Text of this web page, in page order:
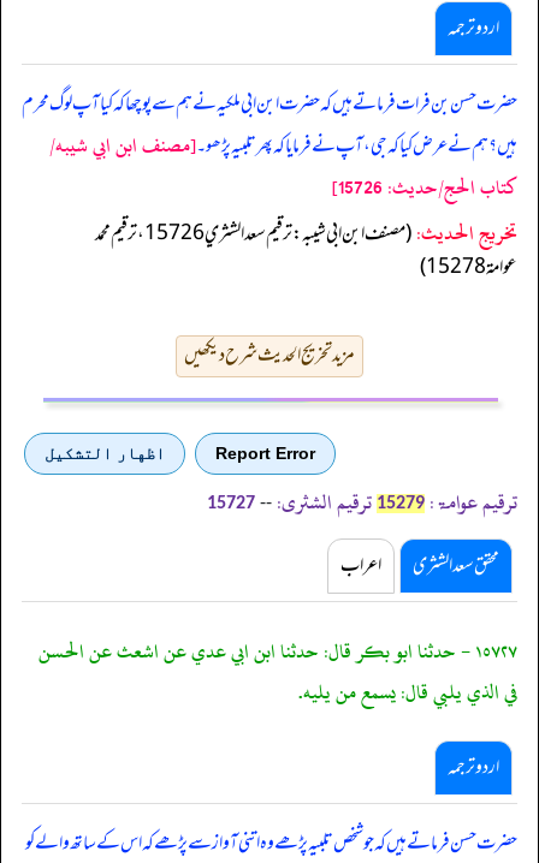
اردو ترجمہ
حضرت حسن بن فرات فرماتے ہیں کہ حضرت ابن ابی ملکیہ نے ہم سے پوچھا کہ کیا آپ لوگ محرم
ہیں؟ ہم نے عرض کیا کہ جی، آپ نے فرمایا کہ پھر تلبیہ پڑھو۔[مصنف ابن ابي شيبه/
كتاب الحج/حدیث: 15726]
تخریج الحدیث:
(مصنف ابن ابي شيبه: ترقيم سعد الشثري 15726، ترقيم محمد
عوامة 15278)
مزید تخریج الحدیث شرح دیکھیں
Report Error اظهار التشكيل
ترقیم عوامۃ: 15279 ترقیم الشثری: --
15727
محقق سعد الشثری اعراب
١٥٧٢٧ - حدثنا ابو بكر قال: حدثنا ابن ابي عدي عن اشعث عن الحسن
في الذي يلبي قال: يسمع من يليه.
اردو ترجمہ
حضرت حسن فرماتے ہیں کہ جو شخص تلبیہ پڑھے وہ اتنی آواز سے پڑھے کہ اس کے ساتھ والے کو